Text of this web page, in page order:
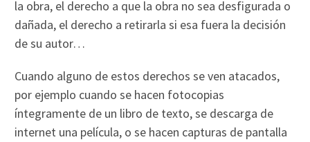
la obra, el derecho a que la obra no sea desfigurada o
dañada, el derecho a retirarla si esa fuera la decisión
de su autor…
Cuando alguno de estos derechos se ven atacados,
por ejemplo cuando se hacen fotocopias
íntegramente de un libro de texto, se descarga de
internet una película, o se hacen capturas de pantalla